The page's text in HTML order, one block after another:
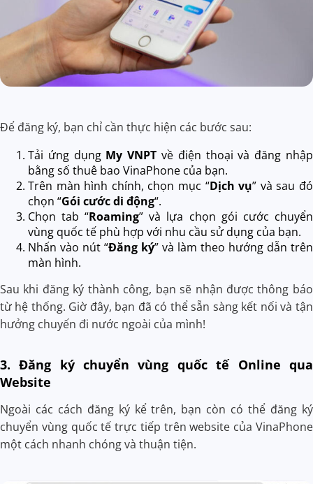
Để đăng ký, bạn chỉ cần thực hiện các bước sau:
Tải ứng dụngMy VNPT về điện thoại và đăng nhập
bằng số thuê bao VinaPhone của bạn.
Trên màn hình chính, chọn mục “Dịch vụ” và sau đó
chọn “Gói cước di động“.
Chọn tab “Roaming” và lựa chọn gói cước chuyển
vùng quốc tế phù hợp với nhu cầu sử dụng của bạn.
Nhấn vào nút “Đăng ký” và làm theo hướng dẫn trên
màn hình.
Sau khi đăng ký thành công, bạn sẽ nhận được thông báo
từ hệ thống. Giờ đây, bạn đã có thể sẵn sàng kết nối và tận
hưởng chuyến đi nước ngoài của mình!
3. Đăng ký chuyển vùng quốc tế Online qua
Website
Ngoài các cách đăng ký kể trên, bạn còn có thể đăng ký
chuyển vùng quốc tế trực tiếp trên website của VinaPhone
một cách nhanh chóng và thuận tiện.